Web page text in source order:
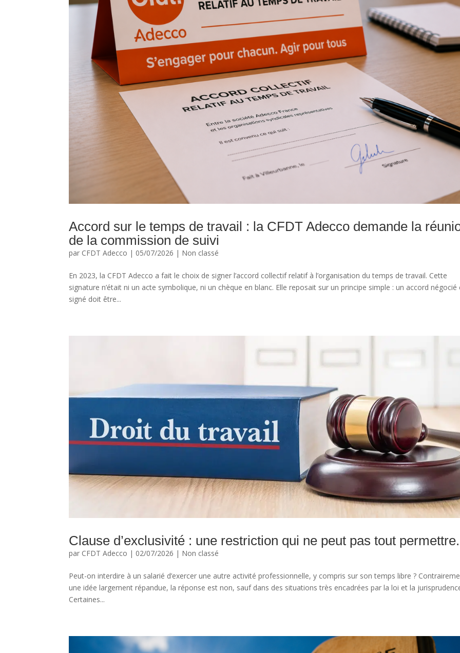
Accord sur le temps de travail : la CFDT Adecco demande la
de la commission de suivi
par CFDT Adecco | 05/07/2026 | Non classé
En 2023, la CFDT Adecco a fait le choix de signer l’accord collectif relatif à l’organisation du temps de travail. Cette
signature n’était ni un acte symbolique, ni un chèque en blanc. Elle reposait sur un principe simple : un accord négocié
signé doit être...
Clause d’exclusivité : une restriction qui ne peut pas tout
par CFDT Adecco | 02/07/2026 | Non classé
Peut-on interdire à un salarié d’exercer une autre activité professionnelle, y compris sur son temps libre ?
une idée largement répandue, la réponse est non, sauf dans des situations très encadrées par la loi et la
Certaines...